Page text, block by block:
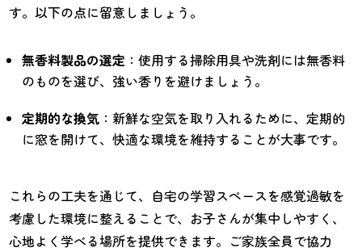
す。以下の点に留意しましょう。
無香料製品の選定 ：使用する掃除用具や洗剤には無香料
のものを選び、強い香りを避けましょう。
定期的な換気 ：新鮮な空気を取り入れるために、定期的
に窓を開けて、快適な環境を維持することが大事です。
これらの工夫を通じて、自宅の学習スペースを感覚過敏を
考慮した環境に整えることで、お子さんが集中しやすく、
心地よく学べる場所を提供できます。ご家族全員で協力